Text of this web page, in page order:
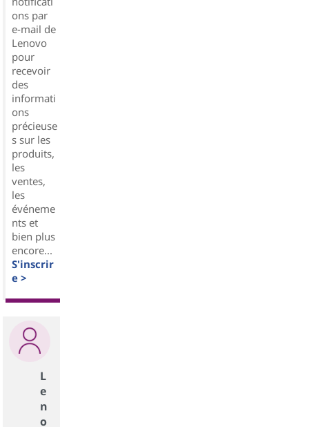
ons par
e-mail de
Lenovo
pour
recevoir
des
informati
ons
précieuse
s sur les
produits,
les
ventes,
les
événeme
nts et
bien plus
encore...
S'inscrir
e >
L
e
n
o